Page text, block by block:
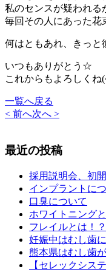
私のセンスが疑われる
毎回その人にあった花
何はともあれ、きっと
いつもありがとう☆
これからもよろしくね
一覧へ戻る
< 前へ次へ >
最近の投稿
採用説明会、初開
インプラントにつ
口臭について
ホワイトニング
フレイルとは！？
妊娠中はむし歯
熊本県はむし歯
【セレックシス